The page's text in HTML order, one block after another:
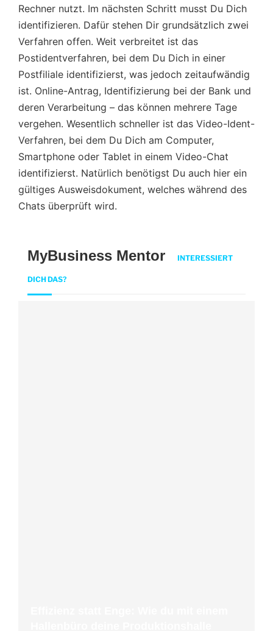
Rechner nutzt. Im nächsten Schritt musst Du Dich
identifizieren. Dafür stehen Dir grundsätzlich zwei
Verfahren offen. Weit verbreitet ist das
Postidentverfahren, bei dem Du Dich in einer
Postfiliale identifizierst, was jedoch zeitaufwändig
ist. Online-Antrag, Identifizierung bei der Bank und
deren Verarbeitung – das können mehrere Tage
vergehen. Wesentlich schneller ist das Video-Ident-
Verfahren, bei dem Du Dich am Computer,
Smartphone oder Tablet in einem Video-Chat
identifizierst. Natürlich benötigst Du auch hier ein
gültiges Ausweisdokument, welches während des
Chats überprüft wird.
MyBusiness Mentor INTERESSIERT
DICH DAS?